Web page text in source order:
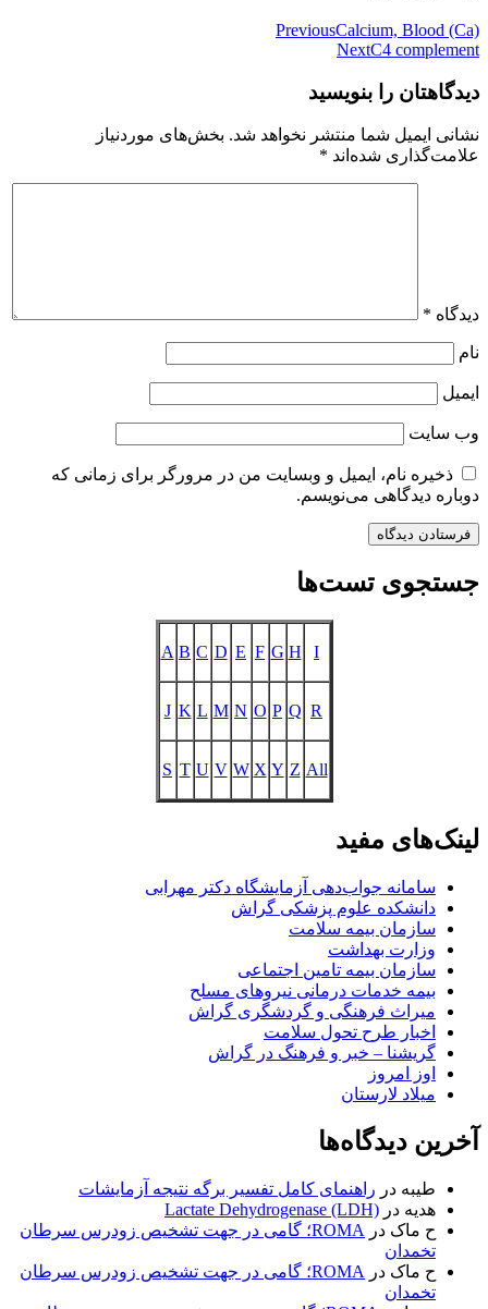
PreviousCalcium, Blood (Ca)
NextC4 complement
دیدگاهتان را بنویسید
نشانی ایمیل شما منتشر نخواهد شد. بخش‌های موردنیاز
علامت‌گذاری شده‌اند *
دیدگاه *
نام
ایمیل
وب‌ سایت
ذخیره نام، ایمیل و وبسایت من در مرورگر برای زمانی که
دوباره دیدگاهی می‌نویسم.
جستجوی تست‌ها
I
H
G
F
E
D
C
B
A
R
Q
P
O
N
M
L
K
J
All
Z
Y
X
W
V
U
T
S
لینک‌های مفید
سامانه جواب‌دهی آزمایشگاه دکتر مهرابی
دانشکده علوم پزشکی گراش
سازمان بیمه سلامت
وزارت بهداشت
سازمان بیمه تامین اجتماعی
بیمه خدمات درمانی نیروهای مسلح
میراث فرهنگی و گردشگری گراش
اخبار طرح تحول سلامت
گریشنا – خبر و فرهنگ در گراش
اوز امروز
میلاد لارستان
آخرین دیدگاه‌ها
طیبه در راهنمای کامل تفسیر برگه نتیجه آزمایشات
هدیه در Lactate Dehydrogenase (LDH)
ح ماک در
ROMA؛ گامی در جهت تشخیص زودرس سرطان
تخمدان
ح ماک در
ROMA؛ گامی در جهت تشخیص زودرس سرطان
تخمدان